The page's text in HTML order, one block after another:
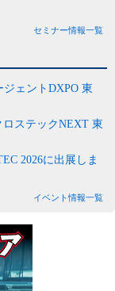
セミナー情報一覧
ジェントDXPO 東
ロステックNEXT 東
2026に出展しま
イベント情報一覧